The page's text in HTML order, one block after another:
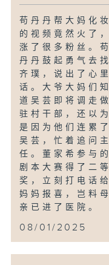
苟丹丹帮大妈化妆
的视频竟然火了，
涨了很多粉丝。苟
丹丹鼓起勇气去找
齐璞，说出了心里
话。大爷大妈们知
道吴芸即将调走做
驻村干部，还以为
是因为他们连累了
吴芸，忙着追问主
任。董家希参与的
剧本大赛得了二等
奖，立刻打电话给
妈妈报喜，岂料母
亲已进了医院。
08/01/2025